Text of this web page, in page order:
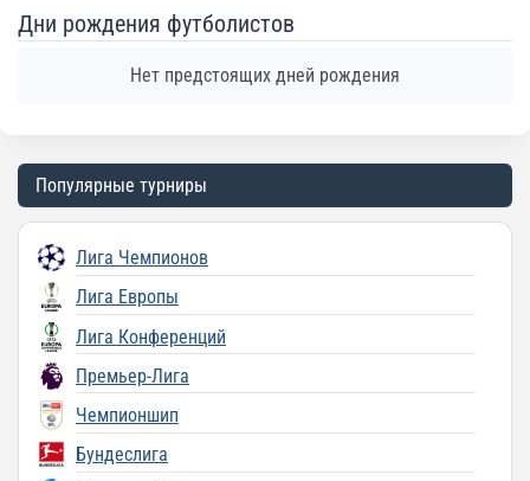
Дни рождения футболистов
Нет предстоящих дней рождения
Популярные турниры
Лига Чемпионов
Лига Европы
Лига Конференций
Премьер-Лига
Чемпионшип
Бундеслига